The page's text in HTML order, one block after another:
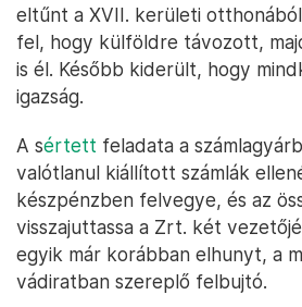
eltűnt a XVII. kerületi
fel, hogy külföldre távozott,
is él. Később kiderült, hogy
igazság.
A sértett feladata a
valótlanul kiállított számlák
készpénzben felvegye, és az
visszajuttassa a Zrt. két
egyik már korábban elhunyt, a
vádiratban szereplő felbujtó.